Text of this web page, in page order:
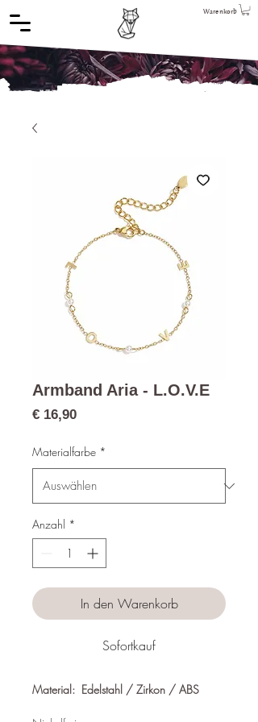
Warenkorb
Armband Aria - L.O.V.E
€ 16,90Preis
Materialfarbe *
Anzahl *
In den Warenkorb
Sofortkauf
Material: Edelstahl / Zirkon / ABS